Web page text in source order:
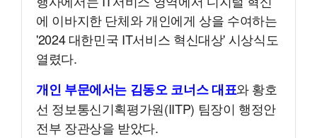
에 이바지한 단체와 개인에게 상을 수여하는
'2024 대한민국 IT서비스 혁신대상' 시상식도
열렸다.
개인 부문에서는 김동오 코너스 대표와 황호
선 정보통신기획평가원(IITP) 팀장이 행정안
전부 장관상을 받았다.